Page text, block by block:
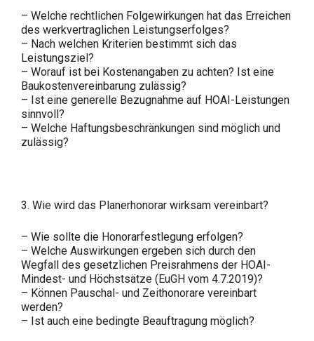
– Welche rechtlichen Folgewirkungen hat das Erreichen
des werkvertraglichen Leistungserfolges?
– Nach welchen Kriterien bestimmt sich das
Leistungsziel?
– Worauf ist bei Kostenangaben zu achten? Ist eine
Baukostenvereinbarung zulässig?
– Ist eine generelle Bezugnahme auf HOAI-Leistungen
sinnvoll?
– Welche Haftungsbeschränkungen sind möglich und
zulässig?
3. Wie wird das Planerhonorar wirksam vereinbart?
– Wie sollte die Honorarfestlegung erfolgen?
– Welche Auswirkungen ergeben sich durch den
Wegfall des gesetzlichen Preisrahmens der HOAI-
Mindest- und Höchstsätze (EuGH vom 4.7.2019)?
– Können Pauschal- und Zeithonorare vereinbart
werden?
– Ist auch eine bedingte Beauftragung möglich?